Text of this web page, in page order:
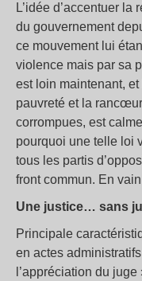
L’idée d’accentuer
du gouvernement
ce mouvement lui
violence mais par sa
est loin maintenant,
pauvreté et la
corrompues, est
pourquoi une telle loi
tous les partis
front commun. En
Une justice… sans
Principale
en actes
l’appréciation du